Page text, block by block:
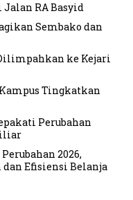
RA Basyid
Sembako dan
ke Kejari
Tingkatkan
Perubahan
2026,
Efisiensi Belanja